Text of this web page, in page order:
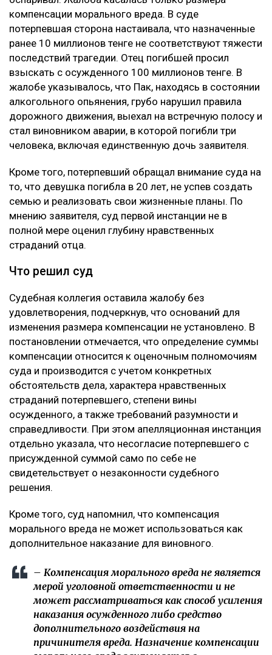
выплаты компенсаций
Глубину страданий отца не оценили
Апелляцию подал потерпевший Шотенов Р.К. — отец
20-летней Томирис Кыдырбек, погибшей в аварии.
При этом сам приговор Александру Паку он не
оспаривал. Жалоба касалась только размера
компенсации морального вреда. В суде
ранее 10 миллионов тенге не соответствуют тяжести
последствий трагедии. Отец погибшей просил
взыскать с осужденного 100 миллионов тенге. В
жалобе указывалось, что Пак, находясь в состоянии
алкогольного опьянения, грубо нарушил правила
дорожного движения, выехал на встречную полосу и
человека, включая единственную дочь заявителя.
Кроме того, потерпевший обращал внимание суда на
то, что девушка погибла в 20 лет, не успев создать
семью и реализовать свои жизненные планы. По
мнению заявителя, суд первой инстанции не в
полной мере оценил глубину нравственных
страданий отца.
Что решил суд
Судебная коллегия оставила жалобу без
удовлетворения, подчеркнув, что оснований для
изменения размера компенсации не установлено. В
постановлении отмечается, что определение суммы
компенсации относится к оценочным полномочиям
обстоятельств дела, характера нравственных
страданий потерпевшего, степени вины
осужденного, а также требований разумности и
отдельно указала, что несогласие потерпевшего с
присужденной суммой само по себе не
свидетельствует о незаконности судебного
решения.
Кроме того, суд напомнил, что компенсация